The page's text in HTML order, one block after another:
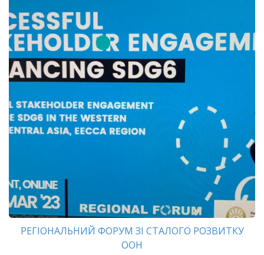
РЕГІОНАЛЬНИЙ ФОРУМ ЗІ СТАЛОГО РОЗВИТКУ
ООН